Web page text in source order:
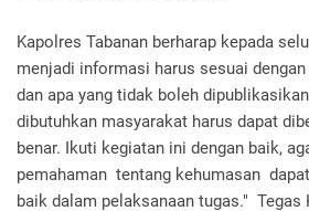
Kapolres Tabanan berharap kepada
menjadi informasi harus sesuai
dan apa yang tidak boleh
dibutuhkan masyarakat harus dapat
benar. Ikuti kegiatan ini dengan baik,
pemahaman tentang kehumasan
baik dalam pelaksanaan tugas." Tegas